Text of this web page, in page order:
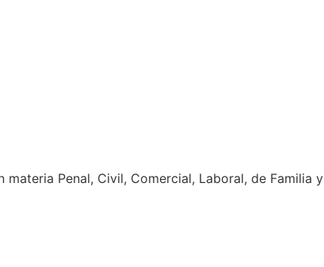
Penal, Civil, Comercial, Laboral, de Familia y